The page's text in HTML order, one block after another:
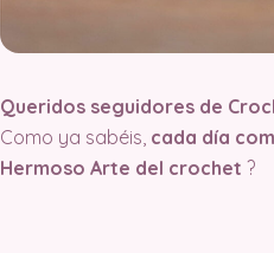
Queridos seguidores de
Como ya sabéis, cada día
Hermoso Arte del crochet ?